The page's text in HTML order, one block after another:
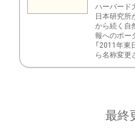
ハーバード
日本研究所
から続く自
報へのポー
「2011年東
ら名称変更
最終